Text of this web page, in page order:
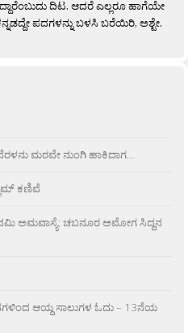
ದಿಟ. ಆದರೆ ಎಲ್ಲರೂ ಹಾಗೆಯೇ
ಪದಗಳನ್ನು ಬಳಸಿ ಬರೆಯಿರಿ, ಅಶ್ಟೇ.
ಮರವೇ ನುಂಗಿ ಹಾಕಿದಾಗ…
ಕಣಿವೆ
ಅಮವಾಸ್ಯೆ: ಚಬನೂರ ಅಮೋಗ ಸಿದ್ದನ
ಆಯ್ದ ಸಾಲುಗಳ ಓದು – 13ನೆಯ